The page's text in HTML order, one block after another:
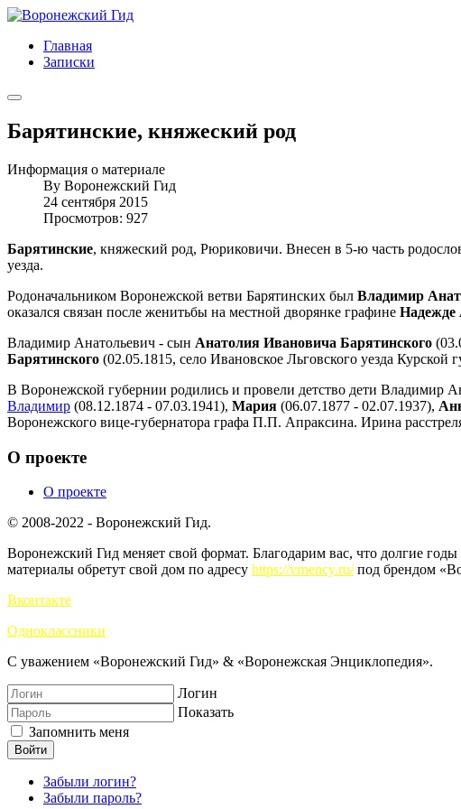
Главная
Записки
Барятинские, княжеский род
Информация о материале
By Воронежский Гид
24 сентября 2015
Просмотров: 927
Барятинские, княжеский род, Рюриковичи. Внесен в 5-ю часть
уезда.
Родоначальником Воронежской ветви Барятинских был Владимир
оказался связан после женитьбы на местной дворянке графине Надежде
Владимир Анатольевич - сын Анатолия Ивановича Барятинского
Барятинского (02.05.1815, село Ивановское Льговского уезда
В Воронежской губернии родились и провели детство дети Владимир
Владимир (08.12.1874 - 07.03.1941), Мария (06.07.1877 - 02.07.1937),
Воронежского вице-губернатора графа П.П. Апраксина. Ирина
О проекте
О проекте
© 2008-2022 - Воронежский Гид.
Воронежский Гид меняет свой формат. Благодарим вас, что долгие
материалы обретут свой дом по адресу https://vrnency.ru/под брендом
Вконтакте
Одноклассники
С уважением «Воронежский Гид» & «Воронежская Энциклопедия».
Логин
Показать
Запомнить меня
Войти
Забыли логин?
Забыли пароль?